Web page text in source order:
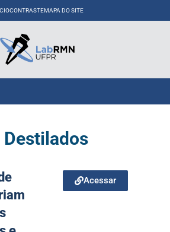
CONTRASTEMAPA DO SITE
Destilados
Acessar